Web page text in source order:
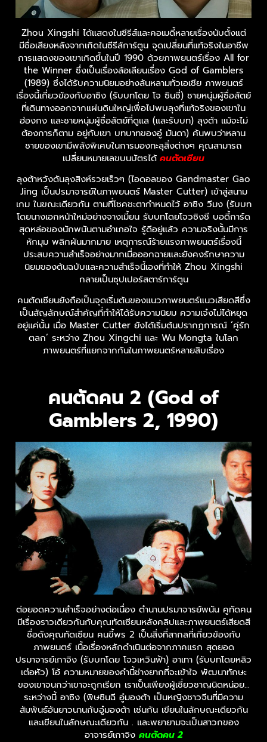
Zhou Xingshi ได้แสดงในซีรีส์และคอเมดี้หลายเรื่องนับตั้งแต่
มีชื่อเสียงหลังจากเกิดในซีรีส์การ์ตูน จุดเปลี่ยนที่แท้จริงในอาชีพ
การแสดงของเขาเกิดขึ้นในปี 1990 ด้วยภาพยนตร์เรื่อง All for
the Winner ซึ่งเป็นเรื่องล้อเลียนเรื่อง God of Gamblers
(1989) ซึ่งได้รับความนิยมอย่างล้นหลามทั่วเอเชีย ภาพยนตร์
เรื่องนี้เกี่ยวข้องกับอาซิง (รับบทโดย โจ ซินชี่) ชายหนุ่มผู้ซื่อสัตย์
ที่เดินทางออกจากแผ่นดินใหญ่เพื่อไปพบลุงที่แท้จริงของเขาใน
ฮ่องกง และชายหนุ่มผู้ซื่อสัตย์ที่ดูแล (และรับบท) ลุงต้า แม้จะไม่
ต้องการก็ตาม อยู่กับเขา บทบาทของอู๋ มันดา) ค้นพบว่าหลาน
ชายของเขามีพลังพิเศษในการมองทะลุสิ่งต่างๆ คุณสามารถ
เปลี่ยนหมายเลขบนบัตรได้ คนตัดเซียน
ลุงต้าหวังดันลุงสิงห์รวยเร็วๆ (ไอดอลของ Gandmaster Gao
Jing เป็นปรมาจารย์ในภาพยนตร์ Master Cutter) เข้าสู่สนาม
เกม ในขณะเดียวกัน ตามที่โชคชะตากำหนดไว้ อาซิง วีมง (รับบท
โดยนางเอกหน้าใหม่อย่างจางเมี้ยน รับบทโดยโจวซิงซี บอดี้การ์ด
สุดหล่อของนักพนันตามอำเภอใจ รู้ดีอยู่แล้ว ความจริงนั้นมีการ
หักมุม พลิกผันมากมาย เหตุการณ์ร้ายแรงภาพยนตร์เรื่องนี้
ประสบความสำเร็จอย่างมากเมื่อออกฉายและยังคงรักษาความ
นิยมของต้นฉบับและความสำเร็จนี้เองที่ทำให้ Zhou Xingshi
กลายเป็นซุปเปอร์สตาร์การ์ตูน
คนตัดเซียนยังถือเป็นจุดเริ่มต้นของแนวภาพยนตร์แนวเสียดสีซึ่ง
เป็นสัญลักษณ์สำคัญที่ทำให้ได้รับความนิยม ความเจ๋งไม่ได้หยุด
อยู่แค่นั้น เมื่อ Master Cutter ยังได้เริ่มต้นปรากฏการณ์ ‘คู่รัก
ตลก’ ระหว่าง Zhou Xingchi และ Wu Mongta ในโลก
ภาพยนตร์ที่แยกจากกันในภาพยนตร์หลายสิบเรื่อง
คนตัดคน 2 (God of
Gamblers 2, 1990)
ต่อยอดความสำเร็จอย่างต่อเนื่อง ตำนานปรมาจารย์พนัน คูทัดคน
มีเรื่องราวเดียวกันกับคุณทัดเซียนหลังคลิปและภาพยนตร์เสียดสี
ชื่อดังคุณทัดเซียน คนขี้พร 2 เป็นสิ่งที่สากลที่เกี่ยวข้องกับ
ภาพยนตร์ เนื้อเรื่องหลักดำเนินต่อจากภาคแรก สุดยอด
ปรมาจารย์เกาจิง (รับบทโดย โจวเหวินฟ้า) อาเทา (รับบทโดยหลิว
เต๋อหัว) โอ้ ความหมายของคำนี้ช่างยากที่จะเข้าใจ พัฒนาทักษะ
ของเขาจนกว่าเขาจะถูกเรียก เราเป็นเพียงผู้เชี่ยวชาญนิดหน่อย…
ระหว่างนี้ อาซิง (พิษซินฉี อู๋มองต้า เป็นหญิงชาวจีนที่มีความ
สัมพันธ์อันยาวนานกับอู๋มองต้า เช่นกัน เขียนในลักษณะเดียวกัน
และเขียนในลักษณะเดียวกัน . และพยายามจะเป็นสาวกของ
อาจารย์เกาจิง คนตัดคน 2